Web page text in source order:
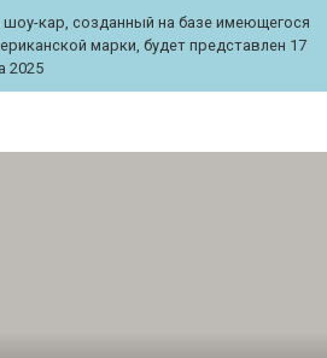
кар, созданный на базе имеющегося
марки, будет представлен 17
2025